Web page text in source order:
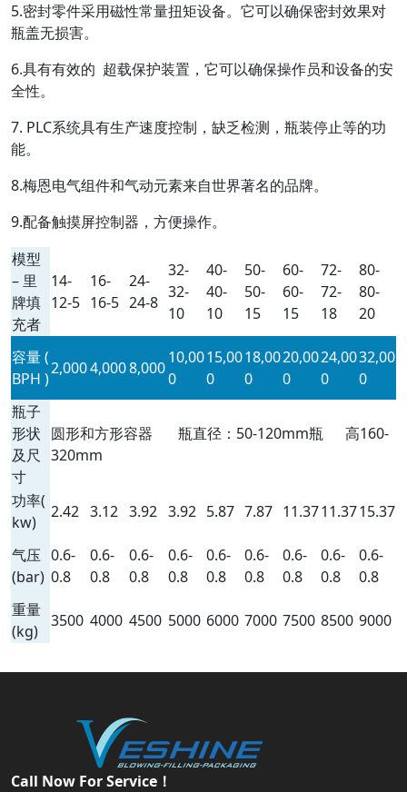
5.密封零件采用磁性常量扭矩设备。它可以确保密封效果对
瓶盖无损害。
6.具有有效的 超载保护装置，它可以确保操作员和设备的安
全性。
7. PLC系统具有生产速度控制，缺乏检测，瓶装停止等的功
能。
8.梅恩电气组件和气动元素来自世界著名的品牌。
9.配备触摸屏控制器，方便操作。
模型
– 里
牌填
充者
14-
12-5
16-
16-5
24-
24-8
32-
32-
10
40-
40-
10
50-
50-
15
60-
60-
15
72-
72-
18
80-
80-
20
容量 (
BPH )
2,0004,0008,000
10,00
0
15,00
0
18,00
0
20,00
0
24,00
0
32,00
0
瓶子
形状
及尺
寸
圆形和方形容器 瓶直径：50-120mm瓶 高160-
320mm
功率(
kw)
2.42 3.12 3.92 3.92 5.87 7.87 11.3711.3715.37
气压
(bar)
0.6-
0.8
0.6-
0.8
0.6-
0.8
0.6-
0.8
0.6-
0.8
0.6-
0.8
0.6-
0.8
0.6-
0.8
0.6-
0.8
重量
(kg)
3500 4000 4500 5000 6000 7000 7500 8500 9000
Call Now For Service！